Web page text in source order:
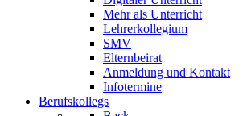
Mehr als Unterricht
Lehrerkollegium
SMV
Elternbeirat
Anmeldung und Kontakt
Infotermine
Berufskollegs